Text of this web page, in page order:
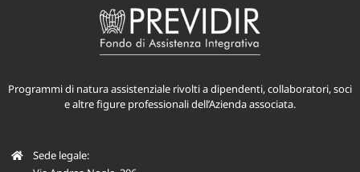
Programmi di natura assistenziale rivolti a dipendenti, collaboratori, soci
e altre figure professionali dell’Azienda associata.
Sede legale: